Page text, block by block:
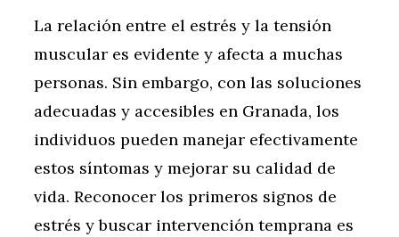
La relación entre el estrés y la tensión
muscular es evidente y afecta a muchas
personas. Sin embargo, con las soluciones
adecuadas y accesibles en Granada, los
individuos pueden manejar efectivamente
estos síntomas y mejorar su calidad de
vida. Reconocer los primeros signos de
estrés y buscar intervención temprana es